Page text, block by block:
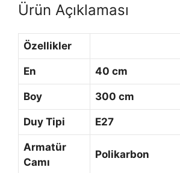
Ürün Açıklaması
Özellikler
En 40 cm
Boy 300 cm
Duy Tipi E27
Armatür
Camı
Polikarbon